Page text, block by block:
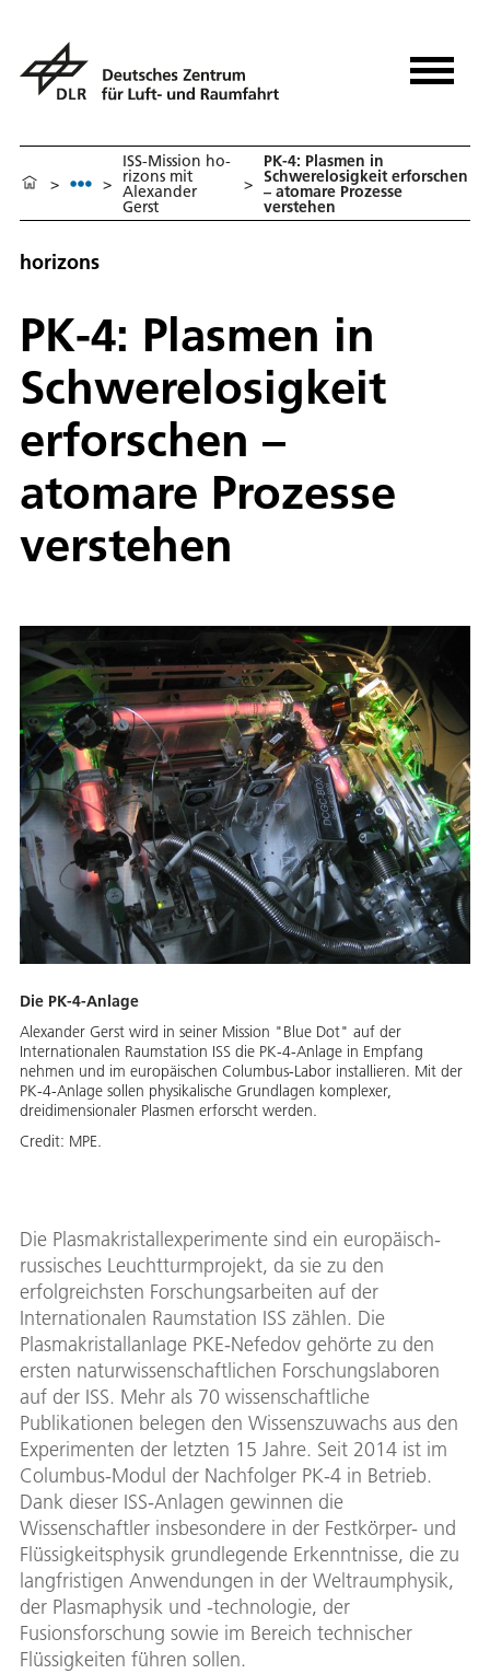
> >
ISS-Mission ho­
ri­z­ons mit
Alexander
Gerst
>
PK-4: Plasmen in
Schwerelosigkeit erforschen
– atomare Prozesse
verstehen
horizons
PK-4: Plasmen in
Schwerelosigkeit
erforschen –
atomare Prozesse
verstehen
Die PK-4-Anlage
Alexander Gerst wird in seiner Mission "Blue Dot" auf der
Internationalen Raumstation ISS die PK-4-Anlage in Empfang
nehmen und im europäischen Columbus-Labor installieren. Mit der
PK-4-Anlage sollen physikalische Grundlagen komplexer,
dreidimensionaler Plasmen erforscht werden.
Credit: MPE.
Die Plasmakristallexperimente sind ein europäisch-
russisches Leuchtturmprojekt, da sie zu den
erfolgreichsten Forschungsarbeiten auf der
Internationalen Raumstation ISS zählen. Die
Plasmakristallanlage PKE-Nefedov gehörte zu den
ersten naturwissenschaftlichen Forschungslaboren
auf der ISS. Mehr als 70 wissenschaftliche
Publikationen belegen den Wissenszuwachs aus den
Experimenten der letzten 15 Jahre. Seit 2014 ist im
Columbus-Modul der Nachfolger PK-4 in Betrieb.
Dank dieser ISS-Anlagen gewinnen die
Wissenschaftler insbesondere in der Festkörper- und
Flüssigkeitsphysik grundlegende Erkenntnisse, die zu
langfristigen Anwendungen in der Weltraumphysik,
der Plasmaphysik und -technologie, der
Fusionsforschung sowie im Bereich technischer
Flüssigkeiten führen sollen.